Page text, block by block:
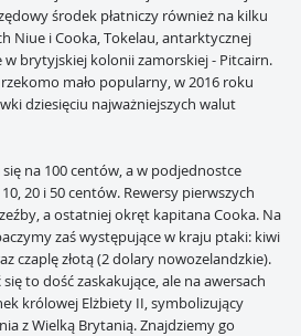
środek płatniczy również na kilku
Niue i Cooka, Tokelau, antarktycznej
w brytyjskiej kolonii zamorskiej - Pitcairn.
mało popularny, w 2016 roku
dziesięciu najważniejszych walut
na 100 centów, a w podjednostce
20 i 50 centów. Rewersy pierwszych
a ostatniej okręt kapitana Cooka. Na
zaś występujące w kraju ptaki: kiwi
czaplę złotą (2 dolary nowozelandzkie).
to dość zaskakujące, ale na awersach
królowej Elżbiety II, symbolizujący
z Wielką Brytanią. Znajdziemy go